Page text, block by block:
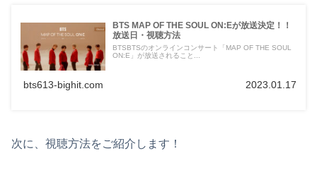
BTS MAP OF THE SOUL ON:Eが放送決定！！
放送日・視聴方法
BTSBTSのオンラインコンサート「MAP OF THE SOUL
ON:E」が放送されること...
bts613-bighit.com 2023.01.17
次に、視聴方法をご紹介します！